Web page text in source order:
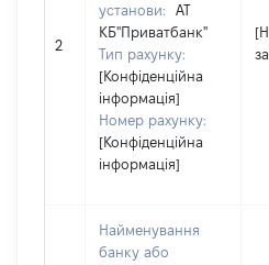
2
установи:
АТ
КБ"Приватбанк"
Тип рахунку:
[Конфіденційна
інформація]
Номер рахунку:
[Конфіденційна
інформація]
Найменування
банку або